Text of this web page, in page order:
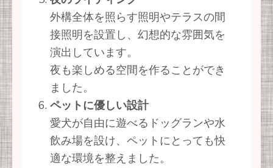
外構全体を照らす照明やテラスの間
接照明を設置し、幻想的な雰囲気を
演出しています。
夜も楽しめる空間を作ることができ
ました。
ペットに優しい設計
愛犬が自由に遊べるドッグランや水
飲み場を設け、ペットにとっても快
適な環境を整えました。